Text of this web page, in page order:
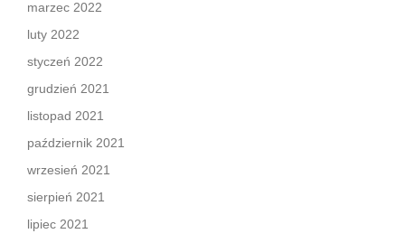
marzec 2022
luty 2022
styczeń 2022
grudzień 2021
listopad 2021
październik 2021
wrzesień 2021
sierpień 2021
lipiec 2021